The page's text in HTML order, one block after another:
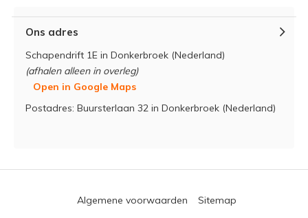
Ons adres
Schapendrift 1E in Donkerbroek (Nederland)
(afhalen alleen in overleg)
Open in Google Maps
Postadres: Buursterlaan 32 in Donkerbroek (Nederland)
Algemene voorwaarden Sitemap